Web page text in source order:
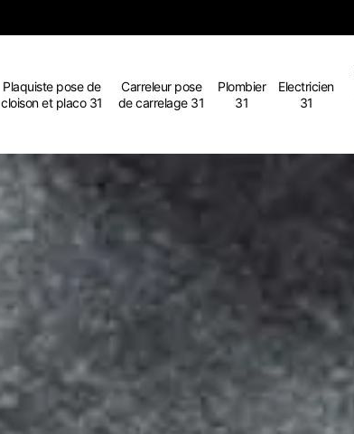
Plaquiste pose de
cloison et placo 31
Carreleur pose
de carrelage 31
Plombier
31
Electricien
31